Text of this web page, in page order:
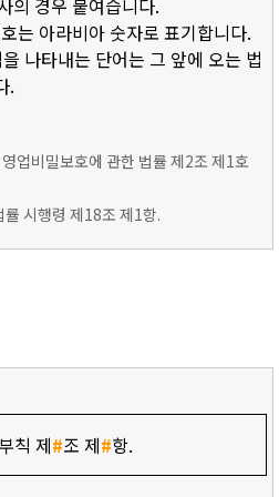
의 경우 붙여습니다.
는 아라비아 숫자로 표기합니다.
나타내는 단어는 그 앞에 오는 법
.
업비밀보호에 관한 법률 제2조 제1호
률 시행령 제18조 제1항.
칙 제#조 제#항.